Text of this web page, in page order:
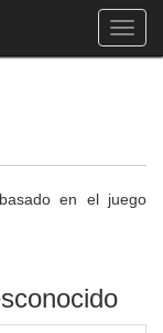
en el juego